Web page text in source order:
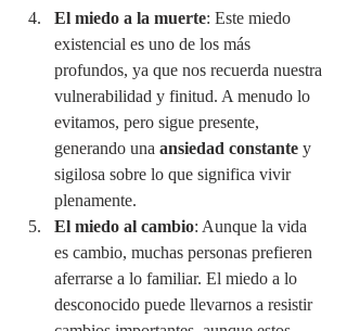
El miedo a la muerte: Este miedo
existencial es uno de los más
profundos, ya que nos recuerda nuestra
vulnerabilidad y finitud. A menudo lo
evitamos, pero sigue presente,
generando una ansiedad constante y
sigilosa sobre lo que significa vivir
plenamente.
El miedo al cambio: Aunque la vida
es cambio, muchas personas prefieren
aferrarse a lo familiar. El miedo a lo
desconocido puede llevarnos a resistir